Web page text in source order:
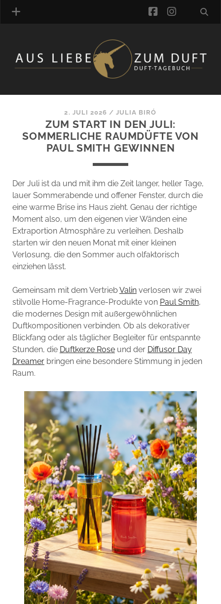
MANUFAKTUREN
KOMMENTARE
KATEGORIEN
ARTIKEL-ARCHIV
ONLINE-SHOP
DAS ALZD-TEAM
facebook
2. JULI 2026 /JULIA BIRÓ
ZUM START IN DEN JULI:
SOMMERLICHE RAUMDÜFTE VON
PAUL SMITH GEWINNEN
Der Juli ist da und mit ihm die Zeit langer, heller Tage,
lauer Sommerabende und offener Fenster, durch die
eine warme Brise ins Haus zieht. Genau der richtige
Moment also, um den eigenen vier Wänden eine
Extraportion Atmosphäre zu verleihen. Deshalb
starten wir den neuen Monat mit einer kleinen
Verlosung, die den Sommer auch olfaktorisch
einziehen lässt.
Gemeinsam mit dem VertriebValinverlosen wir zwei
stilvolle Home-Fragrance-Produkte von Paul Smith,
die modernes Design mit außergewöhnlichen
Duftkompositionen verbinden. Ob als dekorativer
Blickfang oder als täglicher Begleiter für entspannte
Stunden, die Duftkerze Roseund der Diffusor Day
Dreamerbringen eine besondere Stimmung in jeden
Raum.